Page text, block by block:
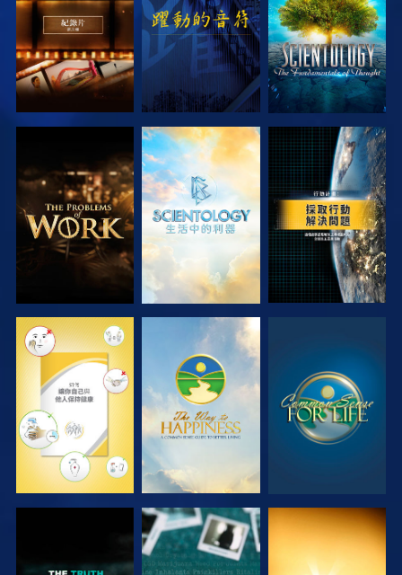
探索系列節目 探索系列節目 觀看
觀看 觀看 觀看
觀看 觀看